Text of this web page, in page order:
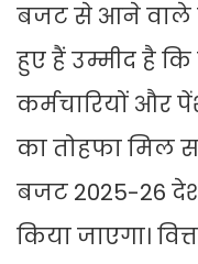
बजट से आने वाले
हुए हैं उम्मीद है
कर्मचारियों और
का तोहफा मिल
बजट 2025-26
किया जाएगा।